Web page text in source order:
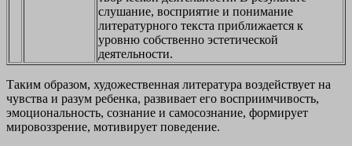
слушание, восприятие и пони­мание
литературного текста приближается к
уровню собственно эсте­тической
деятельности.
Таким образом, художественная литература воздействует на
чувства и разум ребенка, развивает его восприимчивость,
эмоциональность, сознание и самосознание, формирует
мировоззрение, мотивирует поведение.